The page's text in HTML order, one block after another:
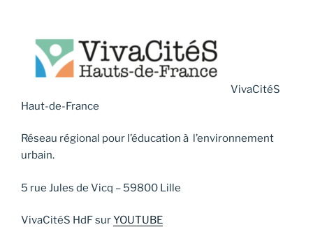
VivaCitéS
Haut-de-France
Réseau régional pour l’éducation à l’environnement
urbain.
5 rue Jules de Vicq – 59800 Lille
VivaCitéS HdF surYOUTUBE